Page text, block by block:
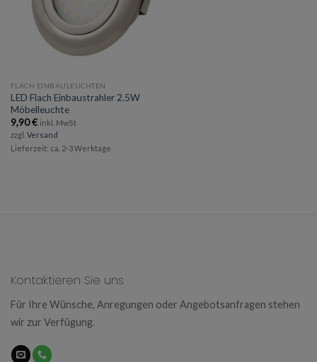
FLACH EINBAULEUCHTEN
LED Flach Einbaustrahler 2.5W
Möbelleuchte
9,90€ inkl. MwSt
zzgl. Versand
Lieferzeit: ca. 2-3 Werktage
Kontaktieren Sie uns
Für Ihre Wünsche, Anregungen oder Angebotsanfragen stehen
wir zur Verfügung.